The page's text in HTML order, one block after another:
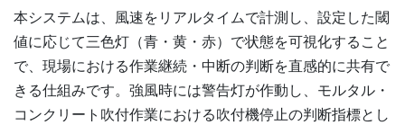
本システムは、風速をリアルタイムで計測し、設定した閾
値に応じて三色灯（青・黄・赤）で状態を可視化すること
で、現場における作業継続・中断の判断を直感的に共有で
きる仕組みです。強風時には警告灯が作動し、モルタル・
コンクリート吹付作業における吹付機停止の判断指標とし